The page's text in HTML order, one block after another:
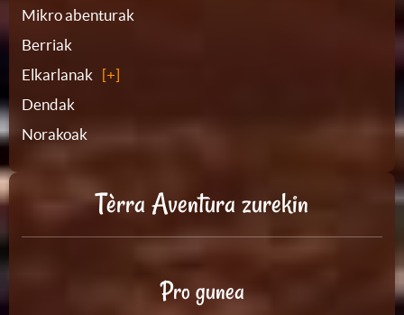
Mikro abenturak
Berriak
Elkarlanak
Dendak
Norakoak
Tèrra Aventura zurekin
Pro gunea